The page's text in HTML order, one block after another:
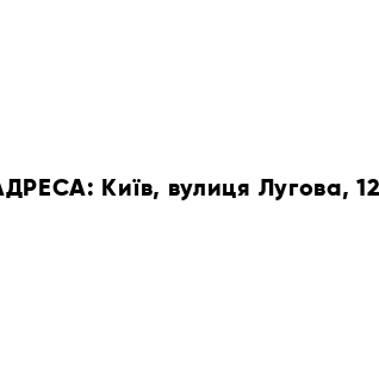
Київ, вулиця Лугова,